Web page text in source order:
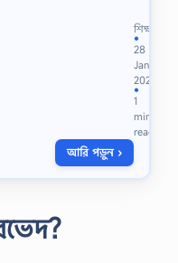
ণ
পা
শে
র
জ
মি
…
বি
ষ
য়ঃ
হি
সা
ব
বি
জ্ঞা
শিক্ষা
●
28
Jan
2021
●
1
min
read
আরি পড়ুন ›